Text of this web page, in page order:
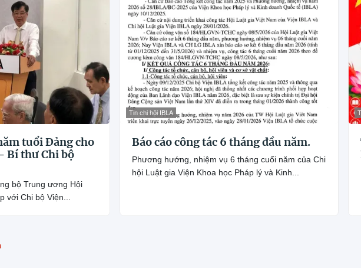
tuổi Đảng cho
Bí thư Chi bộ
bộ Trung ương Hội
với Chi bộ Viện...
Tin chi hội IBLA
Báo cáo công tác 6 tháng đầu năm.
Phương hướng, nhiệm vụ 6 tháng cuối năm của Chi
hội Luật gia Viện Khoa học Pháp lý và Kinh...